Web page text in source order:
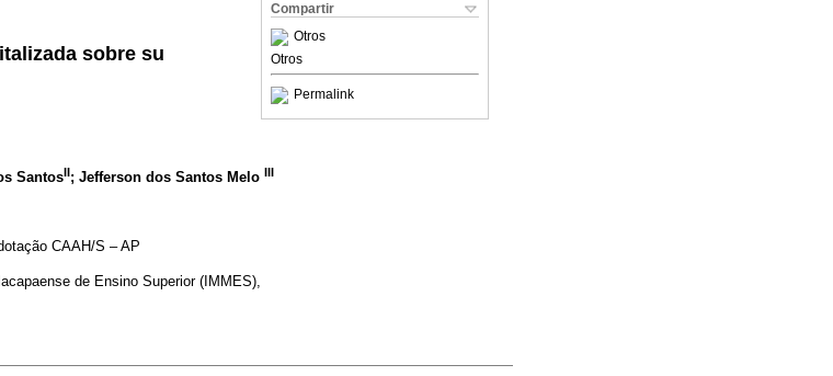
Compartir
Otros
Otros
Permalink
sobre su
SantosII; Jefferson dos Santos Melo III
CAAH/S – AP
de Ensino Superior (IMMES),